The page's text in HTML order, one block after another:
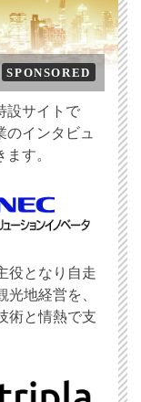
SPONSORED
設サイトで
のインタビュ
す。
役となり自走
光地経営を、
術と情熱で支